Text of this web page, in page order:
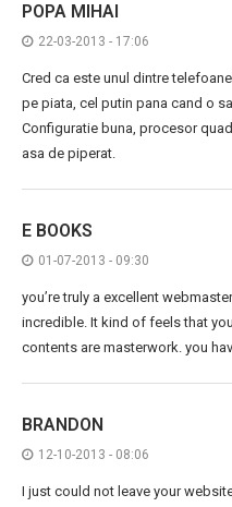
POPA MIHAI
22-03-2013 - 17:06
Cred ca este unul dintre
pe piata, cel putin pana cand o
Configuratie buna, procesor
asa de piperat.
E BOOKS
01-07-2013 - 09:30
you’re truly a excellent
incredible. It kind of feels that
contents are masterwork. you
BRANDON
12-10-2013 - 08:06
I just could not leave your